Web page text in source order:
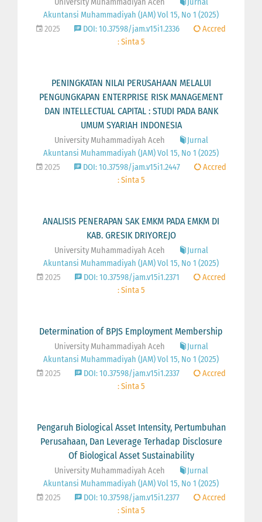
Akuntansi Muhammadiyah (JAM) Vol 15, No 1 (2025)
2025
DOI: 10.37598/jam.v15i1.2336
Accred
: Sinta 5
PENINGKATAN NILAI PERUSAHAAN MELALUI
PENGUNGKAPAN ENTERPRISE RISK MANAGEMENT
DAN INTELLECTUAL CAPITAL : STUDI PADA BANK
UMUM SYARIAH INDONESIA
University Muhammadiyah Aceh
Jurnal
Akuntansi Muhammadiyah (JAM) Vol 15, No 1 (2025)
2025
DOI: 10.37598/jam.v15i1.2447
Accred
: Sinta 5
ANALISIS PENERAPAN SAK EMKM PADA EMKM DI
KAB. GRESIK DRIYOREJO
University Muhammadiyah Aceh
Jurnal
Akuntansi Muhammadiyah (JAM) Vol 15, No 1 (2025)
2025
DOI: 10.37598/jam.v15i1.2371
Accred
: Sinta 5
Determination of BPJS Employment Membership
University Muhammadiyah Aceh
Jurnal
Akuntansi Muhammadiyah (JAM) Vol 15, No 1 (2025)
2025
DOI: 10.37598/jam.v15i1.2337
Accred
: Sinta 5
Pengaruh Biological Asset Intensity, Pertumbuhan
Perusahaan, Dan Leverage Terhadap Disclosure
Of Biological Asset Sustainability
University Muhammadiyah Aceh
Jurnal
Akuntansi Muhammadiyah (JAM) Vol 15, No 1 (2025)
2025
DOI: 10.37598/jam.v15i1.2377
Accred
: Sinta 5